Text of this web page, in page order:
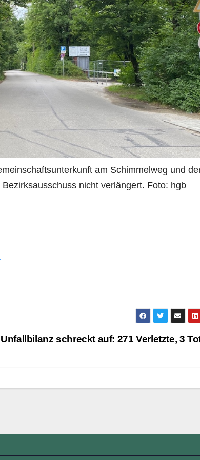
am Schimmelweg und
nicht verlängert. Foto: hgb
Unfallbilanz schreckt auf: 271 Verletzte, 3